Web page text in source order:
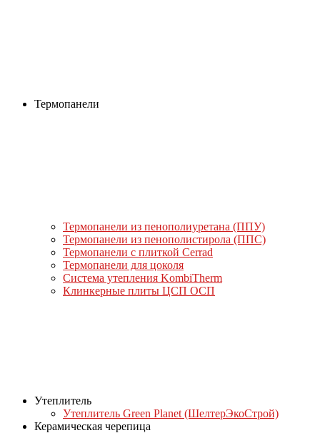
Термопанели
Термопанели из пенополиуретана (ППУ)
Термопанели из пенополистирола (ППС)
Термопанели с плиткой Cerrad
Термопанели для цоколя
Система утепления KombiTherm
Клинкерные плиты ЦСП ОСП
Утеплитель
Утеплитель Green Planet (ШелтерЭкоСтрой)
Керамическая черепица